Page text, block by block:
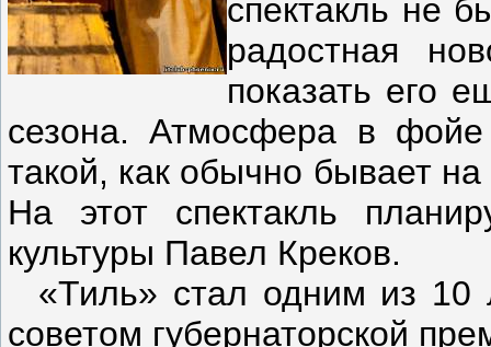
спектакль не
радостная
показать его
сезона. Атмосфера в фойе
такой, как обычно бывает
На этот спектакль
культуры Павел Креков.
«Тиль» стал одним из 10
советом губернаторской